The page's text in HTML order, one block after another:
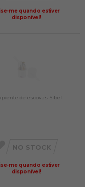
me quando estiver
disponível!
de escovas Sibel
NO STOCK
me quando estiver
disponível!